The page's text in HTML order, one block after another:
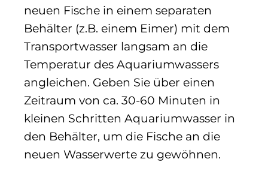
neuen Fische in einem separaten
Behälter (z.B. einem Eimer) mit dem
Transportwasser langsam an die
Temperatur des Aquariumwassers
angleichen. Geben Sie über einen
Zeitraum von ca. 30-60 Minuten in
kleinen Schritten Aquariumwasser in
den Behälter, um die Fische an die
neuen Wasserwerte zu gewöhnen.